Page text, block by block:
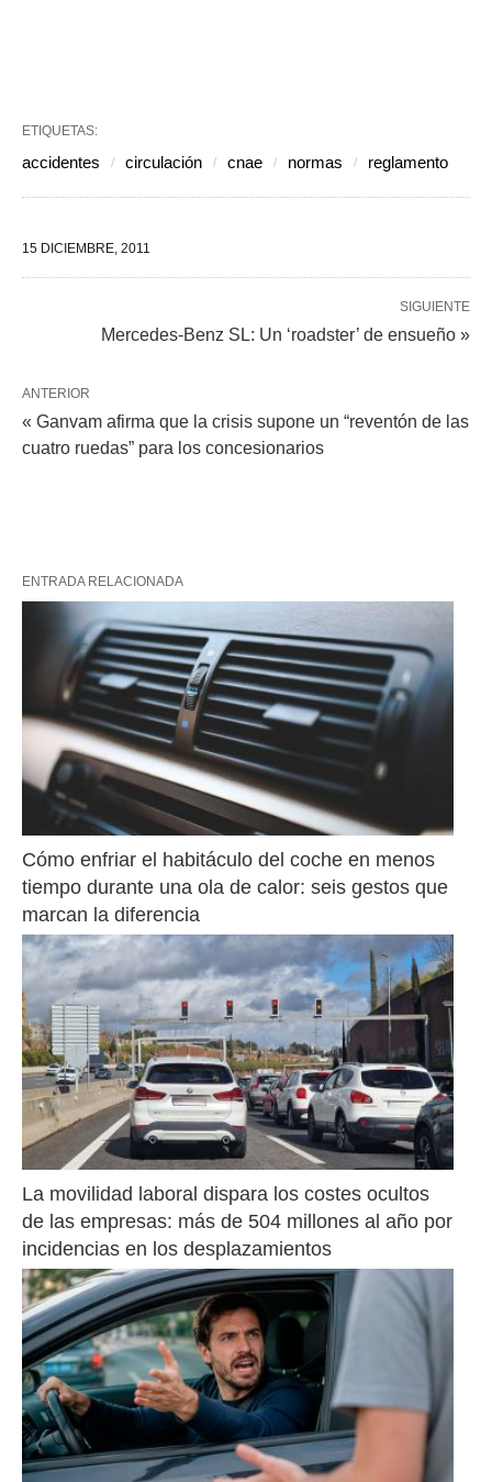
ETIQUETAS:
accidentes circulación cnae normas reglamento
15 DICIEMBRE, 2011
SIGUIENTE
Mercedes-Benz SL: Un ‘roadster’ de ensueño »
ANTERIOR
« Ganvam afirma que la crisis supone un “reventón de las
cuatro ruedas” para los concesionarios
ENTRADA RELACIONADA
Cómo enfriar el habitáculo del coche en menos
tiempo durante una ola de calor: seis gestos que
marcan la diferencia
La movilidad laboral dispara los costes ocultos
de las empresas: más de 504 millones al año por
incidencias en los desplazamientos